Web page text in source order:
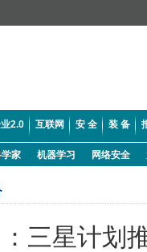
2.0 互联网 安 全 装 备
家 机器学习 网络安全
三星计划